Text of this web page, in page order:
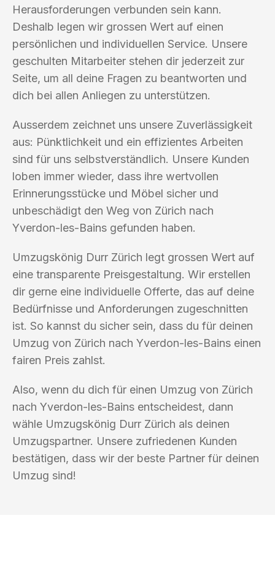
Herausforderungen verbunden sein kann.
Deshalb legen wir grossen Wert auf einen
persönlichen und individuellen Service. Unsere
geschulten Mitarbeiter stehen dir jederzeit zur
Seite, um all deine Fragen zu beantworten und
dich bei allen Anliegen zu unterstützen.
Ausserdem zeichnet uns unsere Zuverlässigkeit
aus: Pünktlichkeit und ein effizientes Arbeiten
sind für uns selbstverständlich. Unsere Kunden
loben immer wieder, dass ihre wertvollen
Erinnerungsstücke und Möbel sicher und
unbeschädigt den Weg von Zürich nach
Yverdon-les-Bains gefunden haben.
Umzugskönig Durr Zürich legt grossen Wert auf
eine transparente Preisgestaltung. Wir erstellen
dir gerne eine individuelle Offerte, das auf deine
Bedürfnisse und Anforderungen zugeschnitten
ist. So kannst du sicher sein, dass du für deinen
Umzug von Zürich nach Yverdon-les-Bains einen
fairen Preis zahlst.
Also, wenn du dich für einen Umzug von Zürich
nach Yverdon-les-Bains entscheidest, dann
wähle Umzugskönig Durr Zürich als deinen
Umzugspartner. Unsere zufriedenen Kunden
bestätigen, dass wir der beste Partner für deinen
Umzug sind!